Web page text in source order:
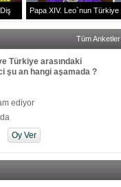
ve
Papa XIV. Leo`nun Türkiye
Ziyareti | Volkswagen Arena
Tüm Anketler
Türkiye arasındaki
şu an hangi aşamada ?
ediyor